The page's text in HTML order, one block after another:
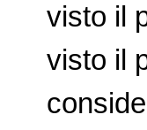
visto il
visto il